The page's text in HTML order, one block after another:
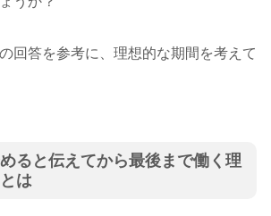
回答を参考に、理想的な期間を考えて
ると伝えてから最後まで働く理
は